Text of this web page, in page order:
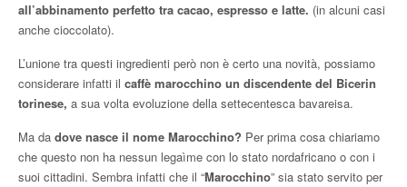
all’abbinamento perfetto tra cacao, espresso e latte. (in alcuni casi
anche cioccolato).
L’unione tra questi ingredienti però non è certo una novità, possiamo
considerare infatti il caffè marocchino un discendente del Bicerin
torinese, a sua volta evoluzione della settecentesca bavareisa.
Ma da dove nasce il nome Marocchino? Per prima cosa chiariamo
che questo non ha nessun legaìme con lo stato nordafricano o con i
suoi cittadini. Sembra infatti che il “Marocchino” sia stato servito per